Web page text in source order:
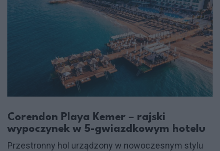
Corendon Playa Kemer – rajski
wypoczynek w 5-gwiazdkowym hotelu
Przestronny hol urządzony w nowoczesnym stylu